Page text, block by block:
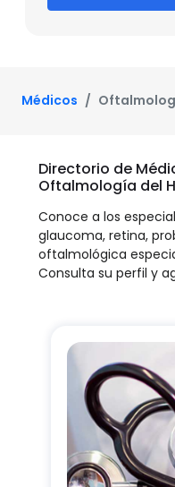
Médicos
Directorio de
Oftalmología del
Conoce a los
glaucoma, retina,
oftalmológica
Consulta su perfil y